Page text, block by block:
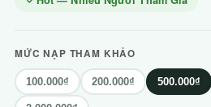
MỨC NẠP THAM KHẢO
100.000₫ 200.000₫ 500.000₫